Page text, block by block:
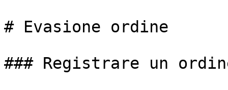
# Evasione ordine
### Registrare un